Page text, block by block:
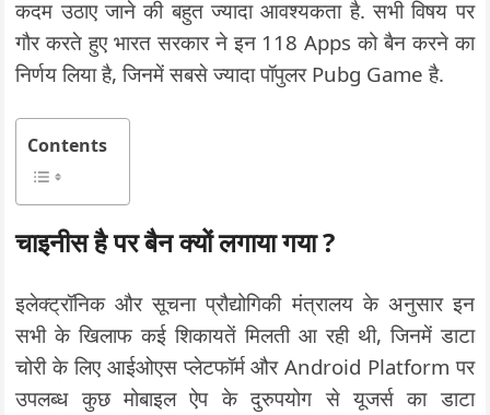
कदम उठाए जाने की बहुत ज्यादा आवश्यकता है. सभी विषय पर
गौर करते हुए भारत सरकार ने इन 118 Apps को बैन करने का
निर्णय लिया है, जिनमें सबसे ज्यादा पॉपुलर Pubg Game है.
Contents
चाइनीस है पर बैन क्यों लगाया गया ?
इलेक्ट्रॉनिक और सूचना प्रौद्योगिकी मंत्रालय के अनुसार इन
सभी के खिलाफ कई शिकायतें मिलती आ रही थी, जिनमें डाटा
चोरी के लिए आईओएस प्लेटफॉर्म और Android Platform पर
उपलब्ध कुछ मोबाइल ऐप के दुरुपयोग से यूजर्स का डाटा